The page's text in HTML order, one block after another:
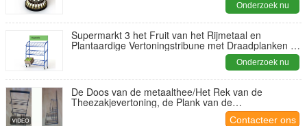
Onderzoek nu
Supermarkt 3 het Fruit van het Rijmetaal en
Plantaardige Vertoningstribune met Draadplanken en
Onderzoek nu
De Doos van de metaalthee/Het Rek van de
Theezakjevertoning, de Plank van de
Contacteer ons